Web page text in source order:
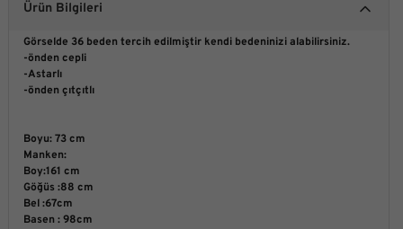
Ürün Bilgileri
Görselde 36 beden tercih edilmiştir kendi bedeninizi alabilirsiniz.
-önden cepli
-Astarlı
-önden çıtçıtlı
Boyu: 73 cm
Manken:
Boy:161 cm
Göğüs :88 cm
Bel :67cm
Basen : 98cm